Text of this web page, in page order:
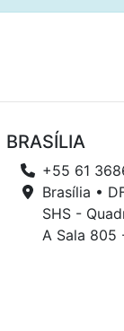
BRASÍLIA
+55 61
Brasília •
SHS -
A Sala 805